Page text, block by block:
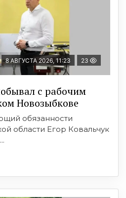
8 АВГУСТА 2026, 11:23 23
с рабочим
Новозыбкове
обязанности
области Егор Ковальчук